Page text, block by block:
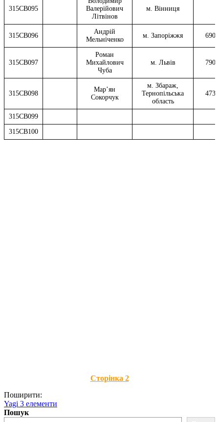
315CB095
Валерійович
Літвінов
м. Вінниця
315CB096
Андрій
Мельніченко
м. Запоріжжя
315CB097
Роман
Михайлович
Чуба
м. Львів
315CB098
Мар’ян
Сокорчук
м. Збараж,
Тернопільська
область
315CB099
315CB100
Сторінка 2
Поширити:
Yagi 3 елементи
Пошук